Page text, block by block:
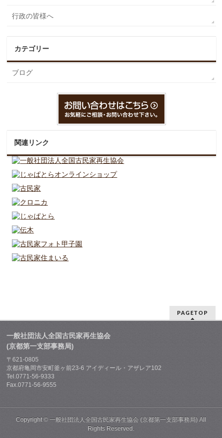
行政の皆様へ
カテゴリー
ブログ
関連リンク
PAGETOP
一般社団法人全国古民家再生協会
(京都第一支部事務局)
〒621-0805
京都府亀岡市安町釜ヶ前23-6 アイディール・アザレア102
Tel.0771-56-9333
Fax.0771-56-9555
Copyright © 一般社団法人全国古民家再生協会 (京都第一支部事務局) All
Rights Reserved.